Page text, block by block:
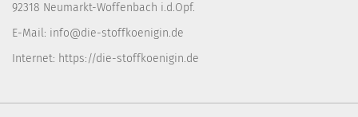
92318 Neumarkt-Woffenbach i.d.Opf.
E-Mail: info@die-stoffkoenigin.de
Internet: https://die-stoffkoenigin.de